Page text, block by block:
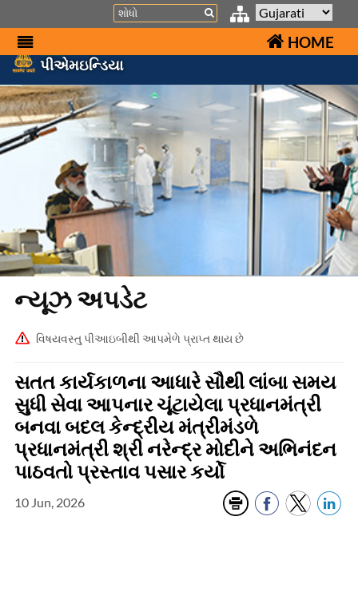
Search
HOME
પીએમઇન્ડિયા
ન્યૂઝ અપડેટ
વિષયવસ્તુ પીઆઇબીથી આપમેળે પ્રાપ્ત થાય છે
સતત કાર્યકાળના આધારે સૌથી લાંબા સમય
સુધી સેવા આપનાર ચૂંટાયેલા પ્રધાનમંત્રી
બનવા બદલ કેન્દ્રીય મંત્રીમંડળે
પ્રધાનમંત્રી શ્રી નરેન્દ્ર મોદીને અભિનંદન
પાઠવતો પ્રસ્તાવ પસાર કર્યો
10 Jun, 2026